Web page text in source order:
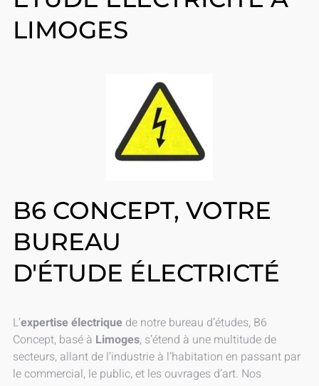
LIMOGES
B6 CONCEPT, VOTRE
BUREAU
D'ÉTUDE ÉLECTRICTÉ
L’expertise électrique de notre bureau d’études, B6
Concept, basé à Limoges, s’étend à une multitude de
secteurs, allant de l’industrie à l’habitation en passant par
le commercial, le public, et les ouvrages d’art. Nos